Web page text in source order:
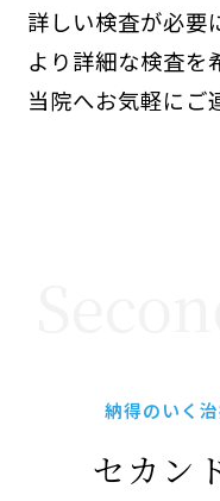
詳しい検査が必要
より詳細な検査を
当院へお気軽にご
納得のいく
セカン